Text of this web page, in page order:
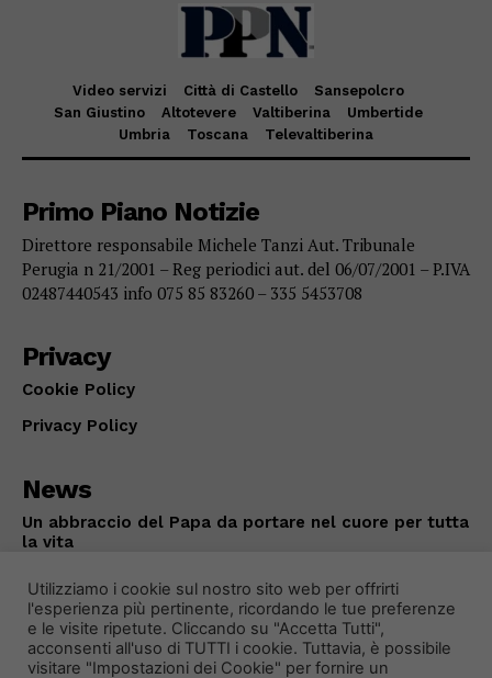
Video servizi Città di Castello
Sansepolcro
San Giustino
Altotevere Valtiberina
Umbertide
Umbria
Toscana Televaltiberina
Primo Piano Notizie
Direttore responsabile Michele Tanzi Aut. Tribunale
Perugia n 21/2001 – Reg periodici aut. del 06/07/2001 – P.IVA
02487440543 info 075 85 83260 – 335 5453708
Privacy
Cookie Policy
Privacy Policy
News
Un abbraccio del Papa da portare nel cuore per tutta
la vita
Utilizziamo i cookie sul nostro sito web per offrirti
l'esperienza più pertinente, ricordando le tue preferenze
e le visite ripetute. Cliccando su "Accetta Tutti",
acconsenti all'uso di TUTTI i cookie. Tuttavia, è possibile
visitare "Impostazioni dei Cookie" per fornire un